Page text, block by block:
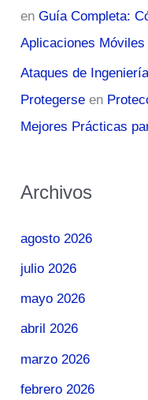
enGuía Completa:
Aplicaciones Móviles
Ataques de
Protegerse en
Mejores Prácticas
Archivos
agosto 2026
julio 2026
mayo 2026
abril 2026
marzo 2026
febrero 2026